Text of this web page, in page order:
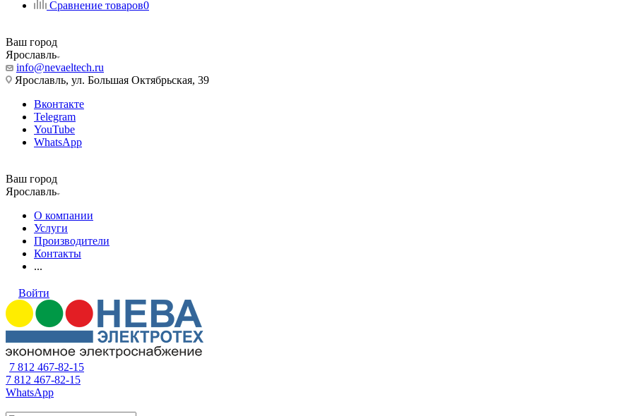
Сравнение товаров0
Ваш город
Ярославль
info@nevaeltech.ru
Ярославль, ул. Большая Октябрьская, 39
Вконтакте
Telegram
YouTube
WhatsApp
Ваш город
Ярославль
О компании
Услуги
Производители
Контакты
...
Войти
7 812 467-82-15
7 812 467-82-15
WhatsApp